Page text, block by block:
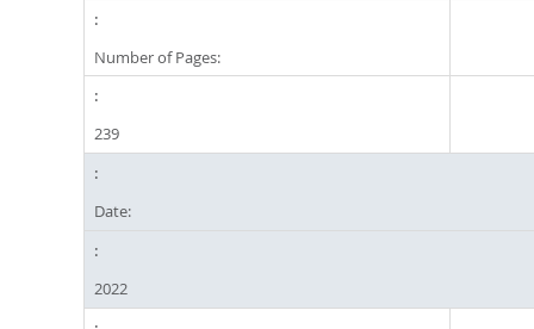
Number of Pages:
239
Date:
2022